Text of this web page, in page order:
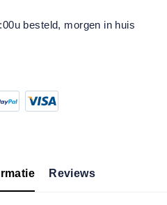
besteld, morgen in huis
Reviews